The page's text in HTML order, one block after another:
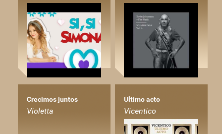
Crecimos juntos
Violetta
Ultimo acto
Vicentico